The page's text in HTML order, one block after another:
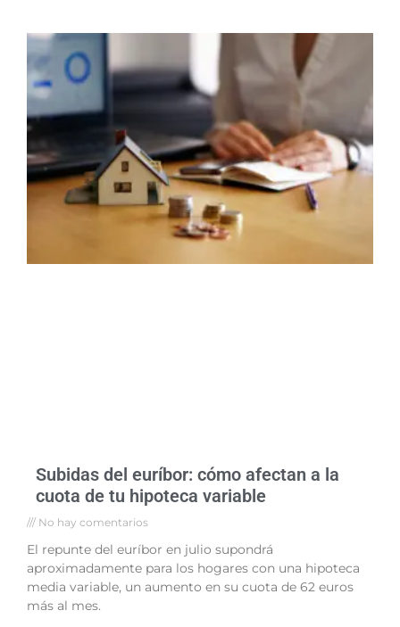
Subidas del euríbor: cómo afectan a la
cuota de tu hipoteca variable
No hay comentarios
El repunte del euríbor en julio supondrá
aproximadamente para los hogares con una hipoteca
media variable, un aumento en su cuota de 62 euros
más al mes.